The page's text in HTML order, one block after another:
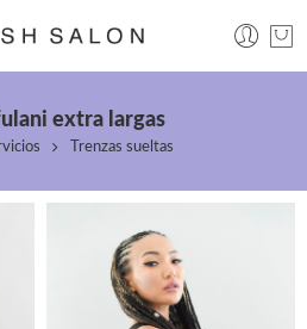
extra largas
Trenzas sueltas